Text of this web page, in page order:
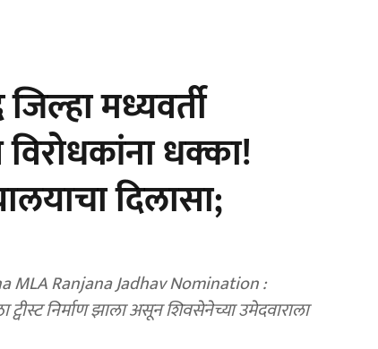
मध्यवर्ती
धक्का!
दिलासा;
MLA Ranjana Jadhav Nomination :
निर्माण झाला असून शिवसेनेच्या उमेदवाराला